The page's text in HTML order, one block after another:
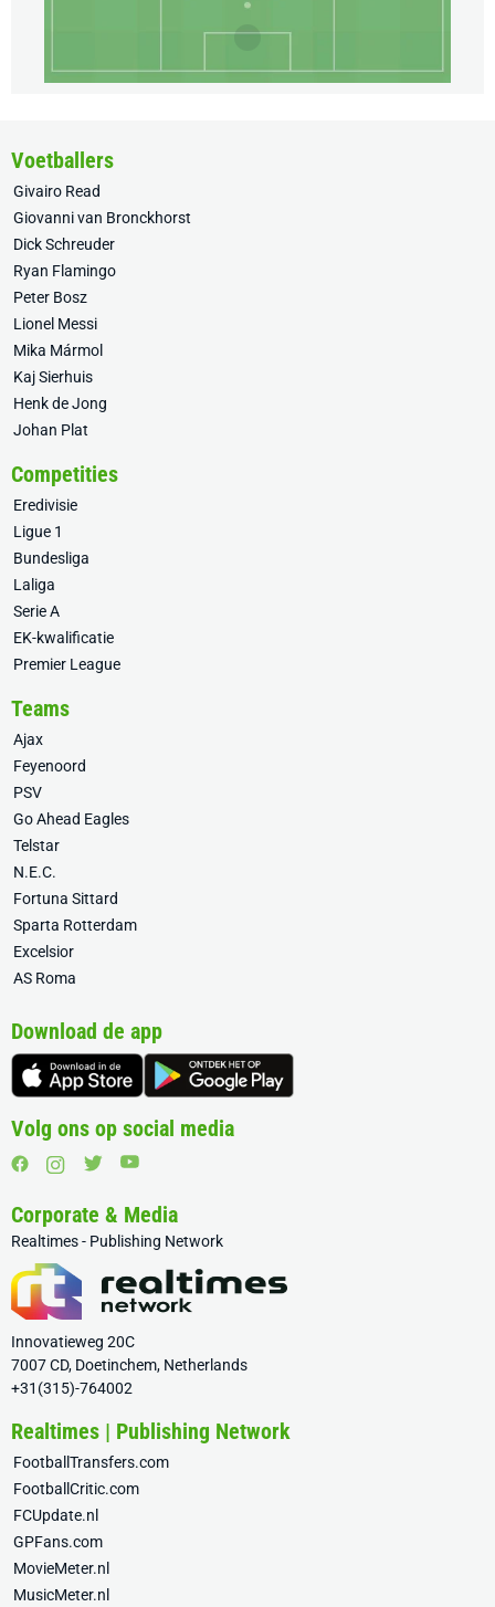
Voetballers
Givairo Read
Giovanni van Bronckhorst
Dick Schreuder
Ryan Flamingo
Peter Bosz
Lionel Messi
Mika Mármol
Kaj Sierhuis
Henk de Jong
Johan Plat
Competities
Eredivisie
Ligue 1
Bundesliga
Laliga
Serie A
EK-kwalificatie
Premier League
Teams
Ajax
Feyenoord
PSV
Go Ahead Eagles
Telstar
N.E.C.
Fortuna Sittard
Sparta Rotterdam
Excelsior
AS Roma
Download de app
Volg ons op social media
Corporate & Media
Realtimes - Publishing Network
Innovatieweg 20C
7007 CD, Doetinchem, Netherlands
+31(315)-764002
Realtimes | Publishing Network
FootballTransfers.com
FootballCritic.com
FCUpdate.nl
GPFans.com
MovieMeter.nl
MusicMeter.nl